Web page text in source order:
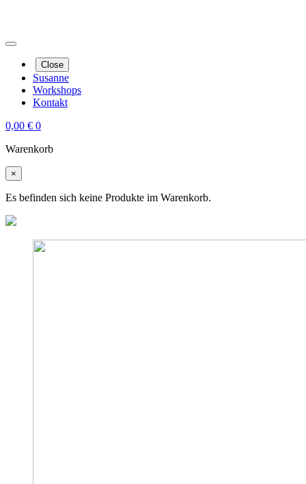
Close
Susanne
Workshops
Kontakt
0,00 € 0
Warenkorb
×
Es befinden sich keine Produkte im Warenkorb.